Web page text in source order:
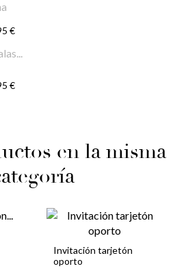
€
€
en la misma
Invitación tarjetón
oporto